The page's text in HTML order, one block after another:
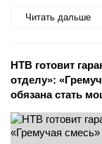
Читать дальше
НТВ готовит
отделу»:
обязана стать